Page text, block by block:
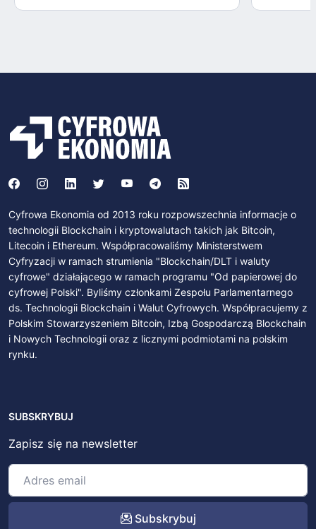
Cyfrowa Ekonomia od 2013 roku rozpowszechnia informacje o
technologii Blockchain i kryptowalutach takich jak Bitcoin,
Litecoin i Ethereum. Współpracowaliśmy Ministerstwem
Cyfryzacji w ramach strumienia "Blockchain/DLT i waluty
cyfrowe" działającego w ramach programu "Od papierowej do
cyfrowej Polski". Byliśmy członkami Zespołu Parlamentarnego
ds. Technologii Blockchain i Walut Cyfrowych. Współpracujemy z
Polskim Stowarzyszeniem Bitcoin, Izbą Gospodarczą Blockchain
i Nowych Technologii oraz z licznymi podmiotami na polskim
rynku.
SUBSKRYBUJ
Zapisz się na newsletter
Subskrybuj